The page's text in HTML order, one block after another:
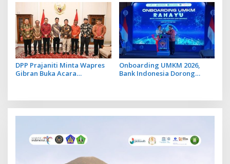
BBTF 2026
DPP Prajaniti Minta Wapres
Gibran Buka Acara
Onboarding UMKM 2026,
Bank Indonesia Dorong